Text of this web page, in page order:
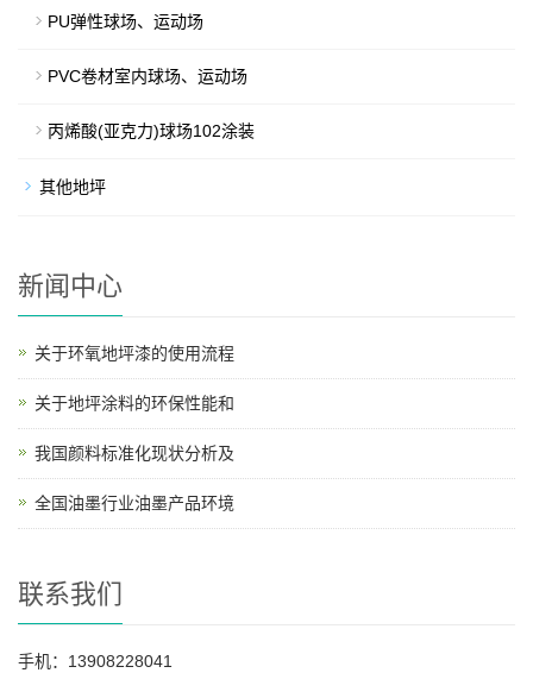
PU弹性球场、运动场
PVC卷材室内球场、运动场
丙烯酸(亚克力)球场102涂装
其他地坪
新闻中心
关于环氧地坪漆的使用流程
关于地坪涂料的环保性能和
我国颜料标准化现状分析及
全国油墨行业油墨产品环境
联系我们
手机：13908228041